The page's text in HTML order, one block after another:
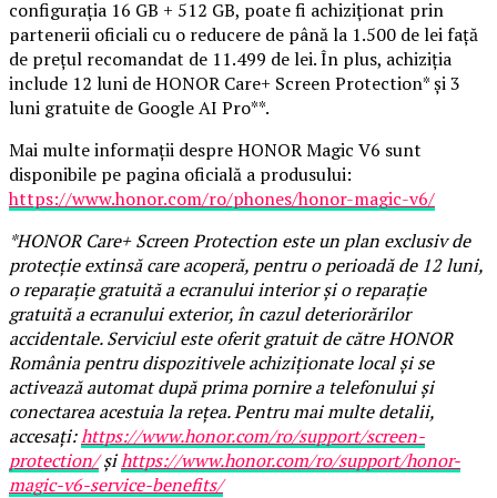
configurația 16 GB + 512 GB, poate fi achiziționat prin
partenerii oficiali cu o reducere de până la 1.500 de lei față
de prețul recomandat de 11.499 de lei. În plus, achiziția
include 12 luni de HONOR Care+ Screen Protection* și 3
luni gratuite de Google AI Pro**.
Mai multe informații despre HONOR Magic V6 sunt
disponibile pe pagina oficială a produsului:
https://www.honor.com/ro/phones/honor-magic-v6/
*HONOR Care+ Screen Protection este un plan exclusiv de
protecție extinsă care acoperă, pentru o perioadă de 12 luni,
o reparație gratuită a ecranului interior și o reparație
gratuită a ecranului exterior, în cazul deteriorărilor
accidentale. Serviciul este oferit gratuit de către HONOR
România pentru dispozitivele achiziționate local și se
activează automat după prima pornire a telefonului și
conectarea acestuia la rețea. Pentru mai multe detalii,
accesați:https://www.honor.com/ro/support/screen-
protection/șihttps://www.honor.com/ro/support/honor-
magic-v6-service-benefits/